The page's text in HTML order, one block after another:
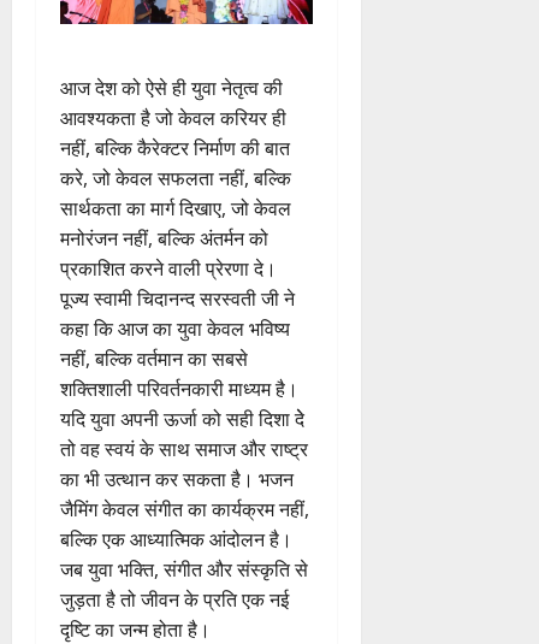
आज देश को ऐसे ही युवा नेतृत्व की
आवश्यकता है जो केवल करियर ही
नहीं, बल्कि कैरेक्टर निर्माण की बात
करे, जो केवल सफलता नहीं, बल्कि
सार्थकता का मार्ग दिखाए, जो केवल
मनोरंजन नहीं, बल्कि अंतर्मन को
प्रकाशित करने वाली प्रेरणा दे।
पूज्य स्वामी चिदानन्द सरस्वती जी ने
कहा कि आज का युवा केवल भविष्य
नहीं, बल्कि वर्तमान का सबसे
शक्तिशाली परिवर्तनकारी माध्यम है।
यदि युवा अपनी ऊर्जा को सही दिशा देे
तो वह स्वयं के साथ समाज और राष्ट्र
का भी उत्थान कर सकता है। भजन
जैमिंग केवल संगीत का कार्यक्रम नहीं,
बल्कि एक आध्यात्मिक आंदोलन है।
जब युवा भक्ति, संगीत और संस्कृति से
जुड़ता है तो जीवन के प्रति एक नई
दृष्टि का जन्म होता है।